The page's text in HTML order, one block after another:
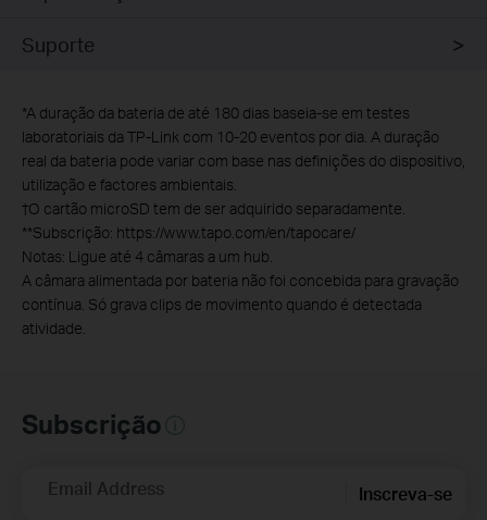
Suporte
*A duração da bateria de até 180 dias baseia-se em testes
laboratoriais da TP-Link com 10-20 eventos por dia. A duração
real da bateria pode variar com base nas definições do dispositivo,
utilização e factores ambientais.
†O cartão microSD tem de ser adquirido separadamente.
**Subscrição: https://www.tapo.com/en/tapocare/
Notas: Ligue até 4 câmaras a um hub.
A câmara alimentada por bateria não foi concebida para gravação
contínua. Só grava clips de movimento quando é detectada
atividade.
Subscrição
Email Address Inscreva-se